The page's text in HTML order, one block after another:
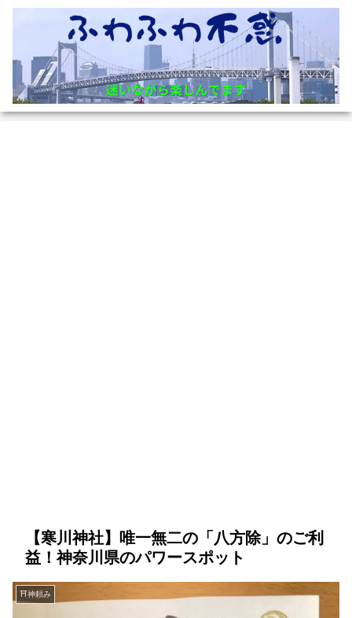
【寒川神社】唯一無二の「八方除」のご利
益！神奈川県のパワースポット
⛩神頼み